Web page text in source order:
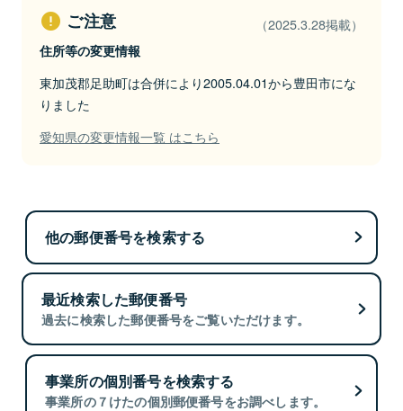
ご注意 （2025.3.28掲載）
住所等の変更情報
東加茂郡足助町は合併により2005.04.01から豊田市にな
りました
愛知県の変更情報一覧 はこちら
他の郵便番号を検索する
最近検索した郵便番号
過去に検索した郵便番号をご覧いただけます。
事業所の個別番号を検索する
事業所の７けたの個別郵便番号をお調べします。